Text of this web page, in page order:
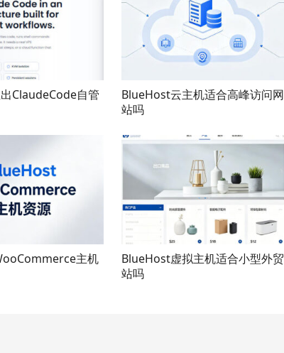
ClaudeCode自管
BlueHost云主机适合高峰访问网
站吗
主机
BlueHost虚拟主机适合小型外贸
站吗